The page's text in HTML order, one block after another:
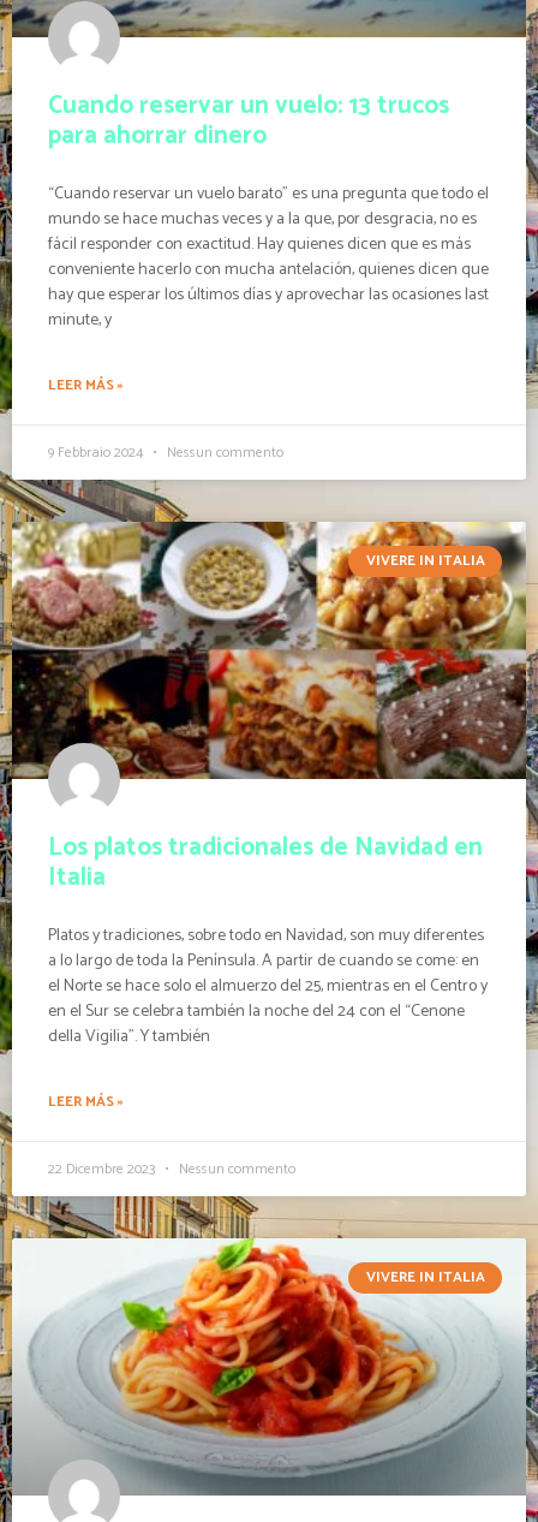
Cuando reservar un vuelo: 13 trucos
para ahorrar dinero
“Cuando reservar un vuelo barato” es una pregunta que todo el
mundo se hace muchas veces y a la que, por desgracia, no es
fácil responder con exactitud. Hay quienes dicen que es más
conveniente hacerlo con mucha antelación, quienes dicen que
hay que esperar los últimos días y aprovechar las ocasiones last
minute, y
LEER MÁS »
9 Febbraio 2024 Nessun commento
VIVERE IN ITALIA
Los platos tradicionales de Navidad en
Italia
Platos y tradiciones, sobre todo en Navidad, son muy diferentes
a lo largo de toda la Península. A partir de cuando se come: en
el Norte se hace solo el almuerzo del 25, mientras en el Centro y
en el Sur se celebra también la noche del 24 con el “Cenone
della Vigilia”. Y también
LEER MÁS »
22 Dicembre 2023 Nessun commento
VIVERE IN ITALIA